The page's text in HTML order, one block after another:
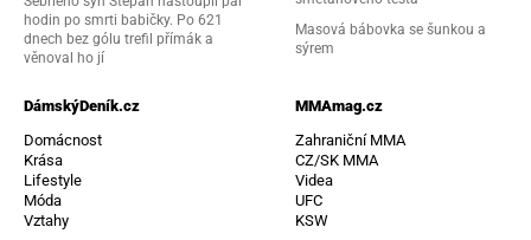
hodin po smrti babičky. Po 621
dnech bez gólu trefil přímák a
věnoval ho jí
Masová bábovka se šunkou a
sýrem
DámskýDeník.cz
Domácnost
Krása
Lifestyle
Móda
Vztahy
MMAmag.cz
Zahraniční MMA
CZ/SK MMA
Videa
UFC
KSW